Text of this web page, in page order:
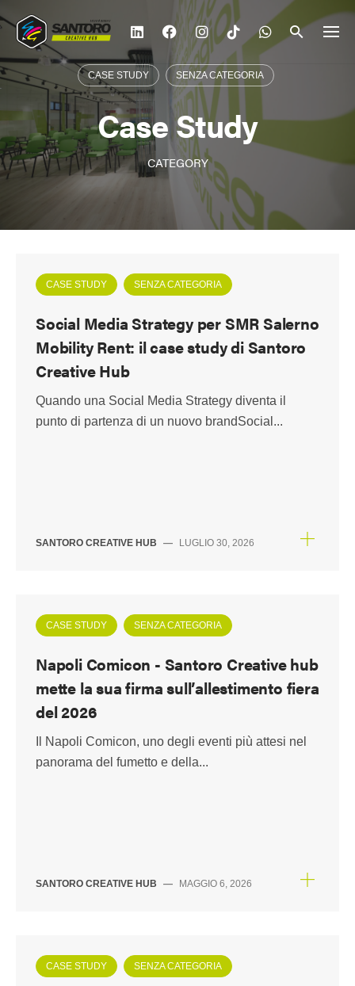
al
contenuto
CASE STUDY SENZA CATEGORIA
Case Study
CATEGORY
CASE STUDY SENZA CATEGORIA
Social Media Strategy per SMR Salerno
Mobility Rent: il case study di Santoro
Creative Hub
Quando una Social Media Strategy diventa il
punto di partenza di un nuovo brandSocial...
SANTORO CREATIVE HUB — LUGLIO 30, 2026
CASE STUDY SENZA CATEGORIA
Napoli Comicon - Santoro Creative hub
mette la sua firma sull’allestimento fiera
del 2026
Il Napoli Comicon, uno degli eventi più attesi nel
panorama del fumetto e della...
SANTORO CREATIVE HUB — MAGGIO 6, 2026
CASE STUDY SENZA CATEGORIA